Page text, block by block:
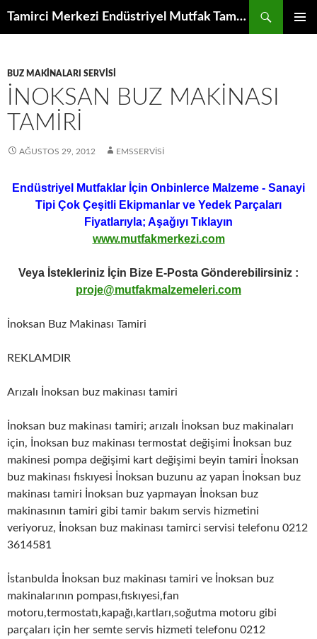
Tamirci Merkezi Endüstriyel Mutfak Tamiri Periyodik Bakımı Servisi
BUZ MAKINALARI SERVISI
İNOKSAN BUZ MAKINASI
TAMIRI
AĞUSTOS 29, 2012 EMSSERVISI
Endüstriyel Mutfaklar İçin Onbinlerce Malzeme - Sanayi
Tipi Çok Çeşitli Ekipmanlar ve Yedek Parçaları
Fiyatlarıyla; Aşağıyı Tıklayın
www.mutfakmerkezi.com
Veya İstekleriniz İçin Bize E-Posta Gönderebilirsiniz :
proje@mutfakmalzemeleri.com
İnoksan Buz Makinası Tamiri
REKLAMDIR
Arızalı İnoksan buz makinası tamiri
İnoksan buz makinası tamiri; arızalı İnoksan buz makinaları
için, İnoksan buz makinası termostat değişimi İnoksan buz
makinesi pompa değişimi kart değişimi beyin tamiri İnoksan
buz makinası fıskıyesi İnoksan buzunu az yapan İnoksan buz
makinası tamiri İnoksan buz yapmayan İnoksan buz
makinasının tamiri gibi tamir bakım servis hizmetini
veriyoruz, İnoksan buz makinası tamirci servisi telefonu 0212
3614581
İstanbulda İnoksan buz makinası tamiri ve İnoksan buz
makinalarının pompası,fıskıyesi,fan
motoru,termostatı,kapağı,kartları,soğutma motoru gibi
parçaları için her semte servis hizmeti telefonu 0212